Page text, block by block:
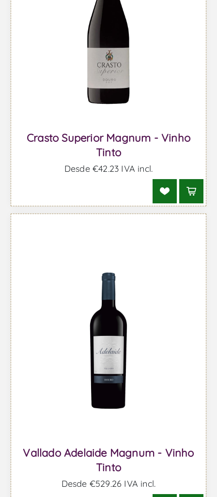
Crasto Superior Magnum - Vinho
Tinto
Desde €42,23 IVA incl.
Vallado Adelaide Magnum - Vinho
Tinto
Desde €529,26 IVA incl.